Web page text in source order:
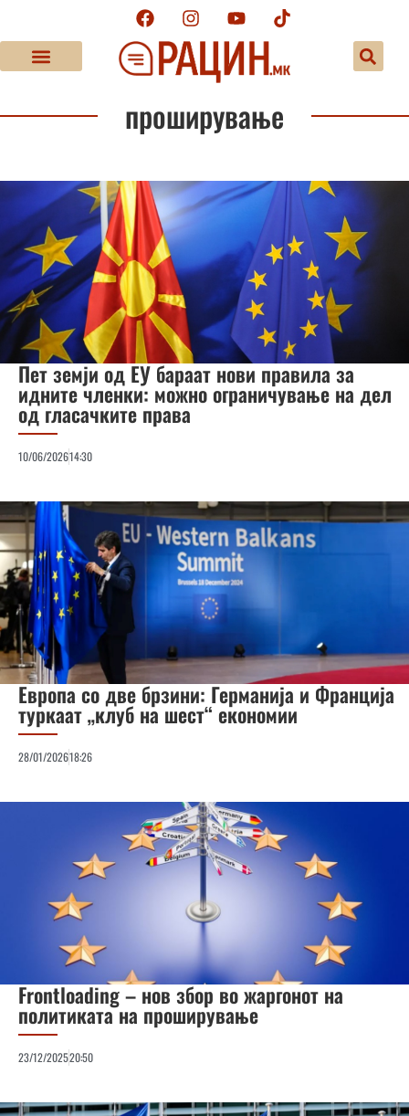
проширување
Пет земји од ЕУ бараат нови правила за
идните членки: можно ограничување на дел
од гласачките права
10/06/202614:30
Европа со две брзини: Германија и Франција
туркаат „клуб на шест“ економии
28/01/202618:26
Frontloading – нов збор во жаргонот на
политиката на проширување
23/12/202520:50